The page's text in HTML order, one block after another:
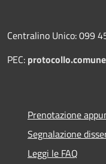
Centralino Unico: 099
PEC:
Prenotazione
Segnalazione
Leggi le FAQ